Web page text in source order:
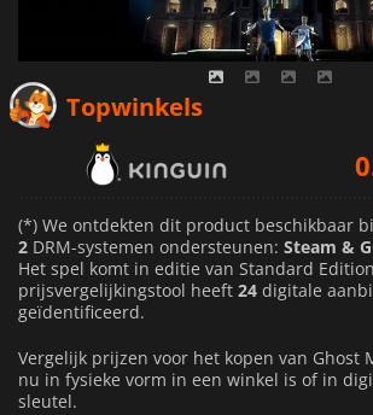
Topwinkels
(*) We ontdekten dit product beschikbaar
2 DRM-systemen ondersteunen: Steam &
Het spel komt in editie van Standard
prijsvergelijkingstool heeft 24 digitale
geïdentificeerd.
Vergelijk prijzen voor het kopen van Ghost
nu in fysieke vorm in een winkel is of in
sleutel.